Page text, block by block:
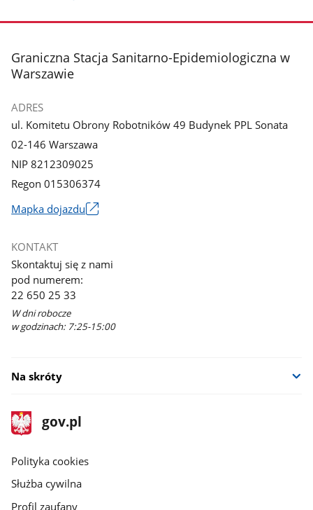
stopka
Graniczna Stacja Sanitarno-Epidemiologiczna w
Warszawie
ADRES
ul. Komitetu Obrony Robotników 49 Budynek PPL Sonata
02-146 Warszawa
NIP 8212309025
Regon 015306374
Mapka dojazdu
się
w
nowym
oknie
KONTAKT
Skontaktuj się z nami
pod numerem:
22 650 25 33
W dni robocze
w godzinach: 7:25-15:00
Na skróty
stopka
gov.pl
Strona
gov.pl
gov.pl
Polityka cookies
Służba cywilna
Profil zaufany